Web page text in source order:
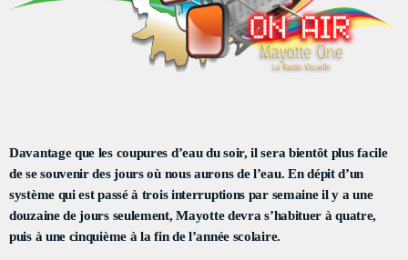
INFOS LOCALE
PODCASTS
RÉGIE PUBLICITAIRE
Davantage que les coupures d’eau du soir, il serabientôt plus facile
de se souvenir des jours où nous aurons de l’eau. En dépit d’un
système qui est passé à trois interruptions par semaineil y a une
douzaine de jours seulement,Mayotte devra s’habituer à quatre,
puis à une cinquième à la fin de l’année scolaire.